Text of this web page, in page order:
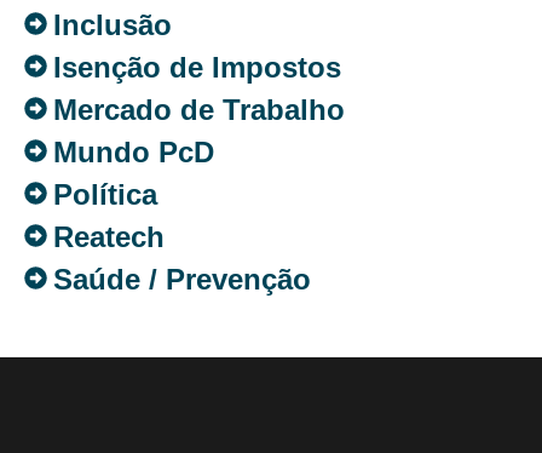
Inclusão
Isenção de Impostos
Mercado de Trabalho
Mundo PcD
Política
Reatech
Saúde / Prevenção